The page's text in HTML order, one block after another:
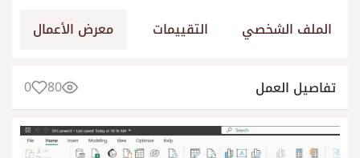
الملف الشخصي التقييمات معرض الأعمال
تفاصيل العمل 80
0